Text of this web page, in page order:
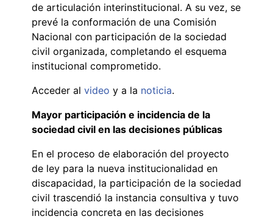
de articulación interinstitucional. A su vez, se
prevé la conformación de una Comisión
Nacional con participación de la sociedad
civil organizada, completando el esquema
institucional comprometido.
Acceder al video y a la noticia.
Mayor participación e incidencia de la
sociedad civil en las decisiones públicas
En el proceso de elaboración del proyecto
de ley para la nueva institucionalidad en
discapacidad, la participación de la sociedad
civil trascendió la instancia consultiva y tuvo
incidencia concreta en las decisiones